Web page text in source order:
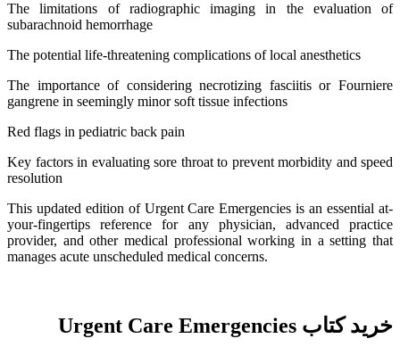
The limitations of radiographic imaging in the evaluation of
subarachnoid hemorrhage
The potential life-threatening complications of local anesthetics
The importance of considering necrotizing fasciitis or Fourniere
gangrene in seemingly minor soft tissue infections
Red flags in pediatric back pain
Key factors in evaluating sore throat to prevent morbidity and speed
resolution
This updated edition of Urgent Care Emergencies is an essential at-
your-fingertips reference for any physician, advanced practice
provider, and other medical professional working in a setting that
manages acute unscheduled medical concerns.
خرید کتاب Urgent Care Emergencies